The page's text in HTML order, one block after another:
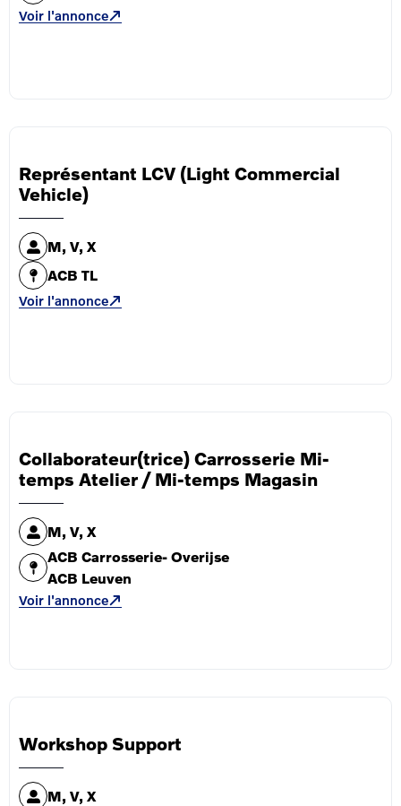
Voir l'annonce
Représentant LCV (Light Commercial
Vehicle)
M, V, X
ACB TL
Voir l'annonce
Collaborateur(trice) Carrosserie Mi-
temps Atelier / Mi-temps Magasin
M, V, X
ACB Carrosserie- Overijse
ACB Leuven
Voir l'annonce
Workshop Support
M, V, X